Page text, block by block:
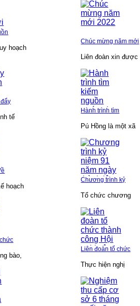
hoạch
tế
hoạch
bào,
Chúc mừng năm mới
Liên đoàn xin được
Hành trình tìm
Pú Hồng là một xã
Chương trình kỷ
Tổ chức chương
Liên đoàn tổ chức
Thực hiện nghị